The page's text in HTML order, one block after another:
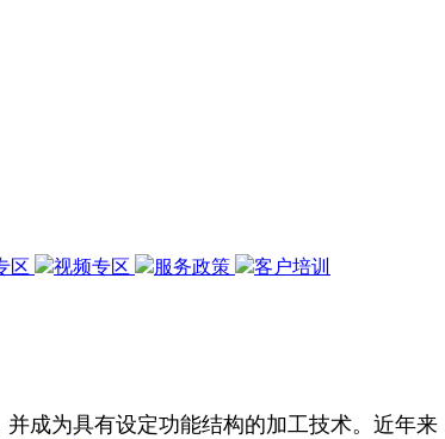
区 视频专区 服务政策 客户培训
成为具有设定功能结构的加工技术。近年